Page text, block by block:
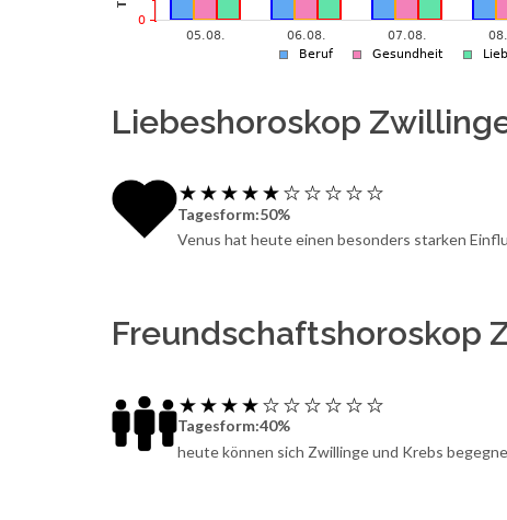
Liebeshoroskop
Tagesform:50%
Venus hat heute einen besonders starken
Freundschaftshoroskop
Tagesform:40%
heute können sich Zwillinge und Krebs